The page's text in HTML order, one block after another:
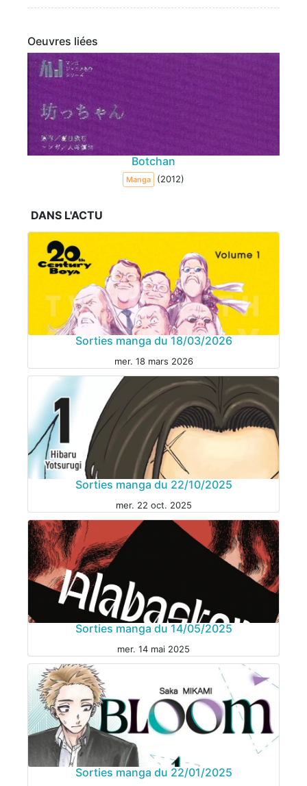
Oeuvres liées
Botchan
Manga (2012)
DANS L'ACTU
MANGA
Sorties manga du 18/03/2026
mer. 18 mars 2026
Sorties manga du 22/10/2025
mer. 22 oct. 2025
Sorties manga du 14/05/2025
mer. 14 mai 2025
Sorties manga du 22/01/2025